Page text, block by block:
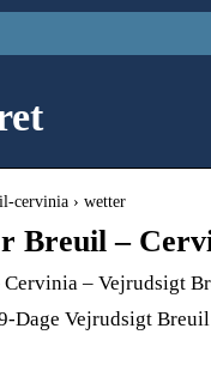
cervinia › wetter
Breuil –
– Vejrudsigt
Dage Vejrudsigt